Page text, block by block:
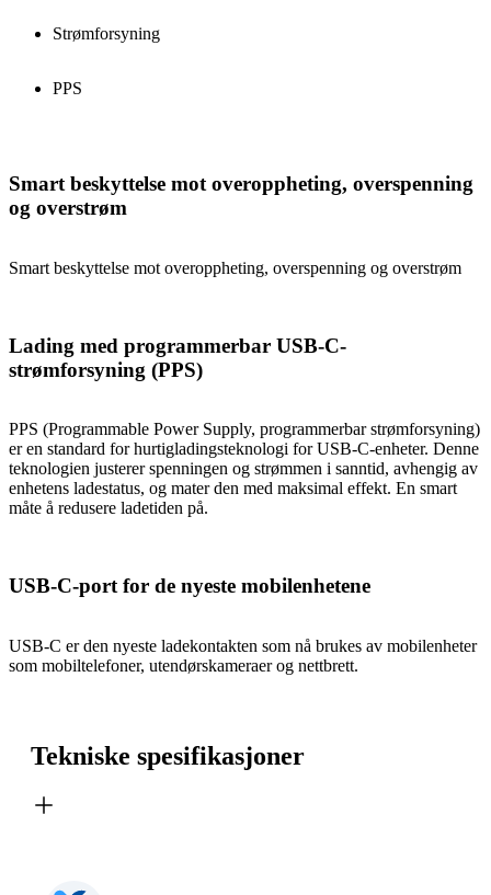
Strømforsyning
PPS
Smart beskyttelse mot overoppheting, overspenning
og overstrøm
Smart beskyttelse mot overoppheting, overspenning og overstrøm
Lading med programmerbar USB-C-
strømforsyning (PPS)
PPS (Programmable Power Supply, programmerbar strømforsyning)
er en standard for hurtigladingsteknologi for USB-C-enheter. Denne
teknologien justerer spenningen og strømmen i sanntid, avhengig av
enhetens ladestatus, og mater den med maksimal effekt. En smart
måte å redusere ladetiden på.
USB-C-port for de nyeste mobilenhetene
USB-C er den nyeste ladekontakten som nå brukes av mobilenheter
som mobiltelefoner, utendørskameraer og nettbrett.
Tekniske spesifikasjoner